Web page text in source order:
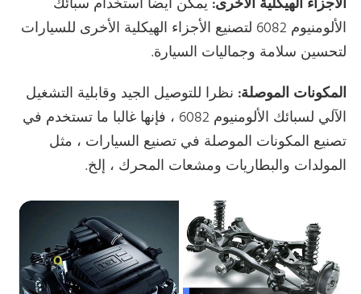
الألومنيوم 6082 لتصنيع الأجزاء الهيكلية الأخرى للسيارات
لتحسين سلامة وجماليات السيارة.
المكونات الموصلة: نظرا للتوصيل الجيد وقابلية التشغيل
الآلي لسبائك الألومنيوم 6082 ، فإنها غالبا ما تستخدم في
تصنيع المكونات الموصلة في تصنيع السيارات ، مثل
المولدات والبطاريات ومشعات المحرك ، إلخ.